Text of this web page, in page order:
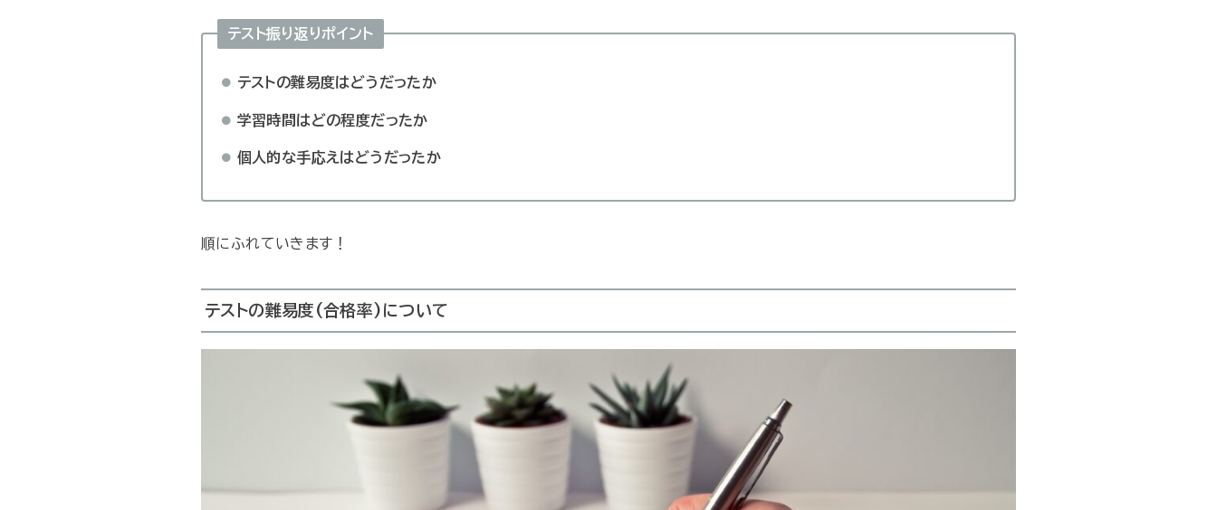
テスト振り返りポイント
テストの難易度はどうだったか
学習時間はどの程度だったか
個人的な手応えはどうだったか
順にふれていきます！
テストの難易度(合格率)について